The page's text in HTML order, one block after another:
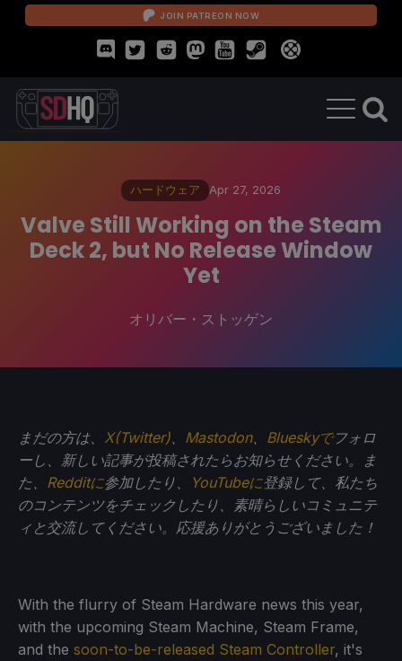
JOIN PATREON NOW
ハードウェア Apr 27, 2026
Valve Still Working on the Steam
Deck 2, but No Release Window
Yet
オリバー・ストッゲン
まだの方は、 X(Twitter) Mastodon、 Blueskyでフォロ
ーし、新しい記事が投稿されたらお知らせください。ま
た、 Redditに参加したり、 YouTubeに登録して、私たち
のコンテンツをチェックしたり、素晴らしいコミュニテ
ィと交流してください。応援ありがとうございました！
With the flurry of Steam Hardware news this year,
with the upcoming Steam Machine, Steam Frame,
and the soon-to-be-released Steam Controller, it's